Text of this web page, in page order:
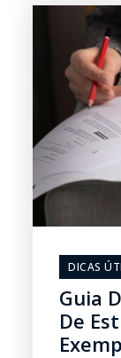
DICAS
Guia
De